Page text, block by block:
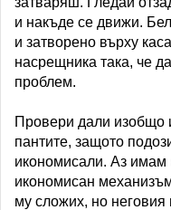
и накъде се движи.
и затворено върху
насрещника така, че
проблем.
Провери дали
пантите, защото
икономисали. Аз имам
икономисан
му сложих, но